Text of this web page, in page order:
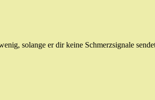
solange er dir keine Schmerzsignale